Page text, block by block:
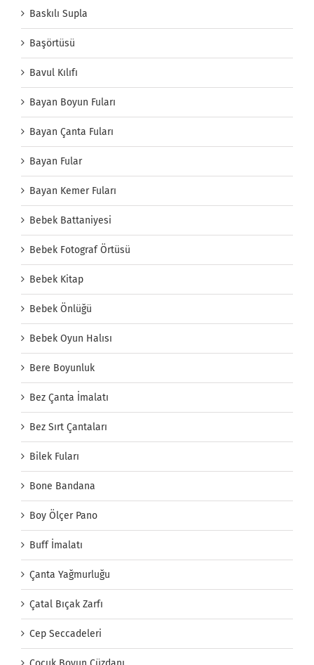
Baskılı Supla
Başörtüsü
Bavul Kılıfı
Bayan Boyun Fuları
Bayan Çanta Fuları
Bayan Fular
Bayan Kemer Fuları
Bebek Battaniyesi
Bebek Fotograf Örtüsü
Bebek Kitap
Bebek Önlüğü
Bebek Oyun Halısı
Bere Boyunluk
Bez Çanta İmalatı
Bez Sırt Çantaları
Bilek Fuları
Bone Bandana
Boy Ölçer Pano
Buff İmalatı
Çanta Yağmurluğu
Çatal Bıçak Zarfı
Cep Seccadeleri